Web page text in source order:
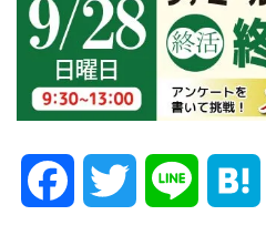
FacebookTwitter Line